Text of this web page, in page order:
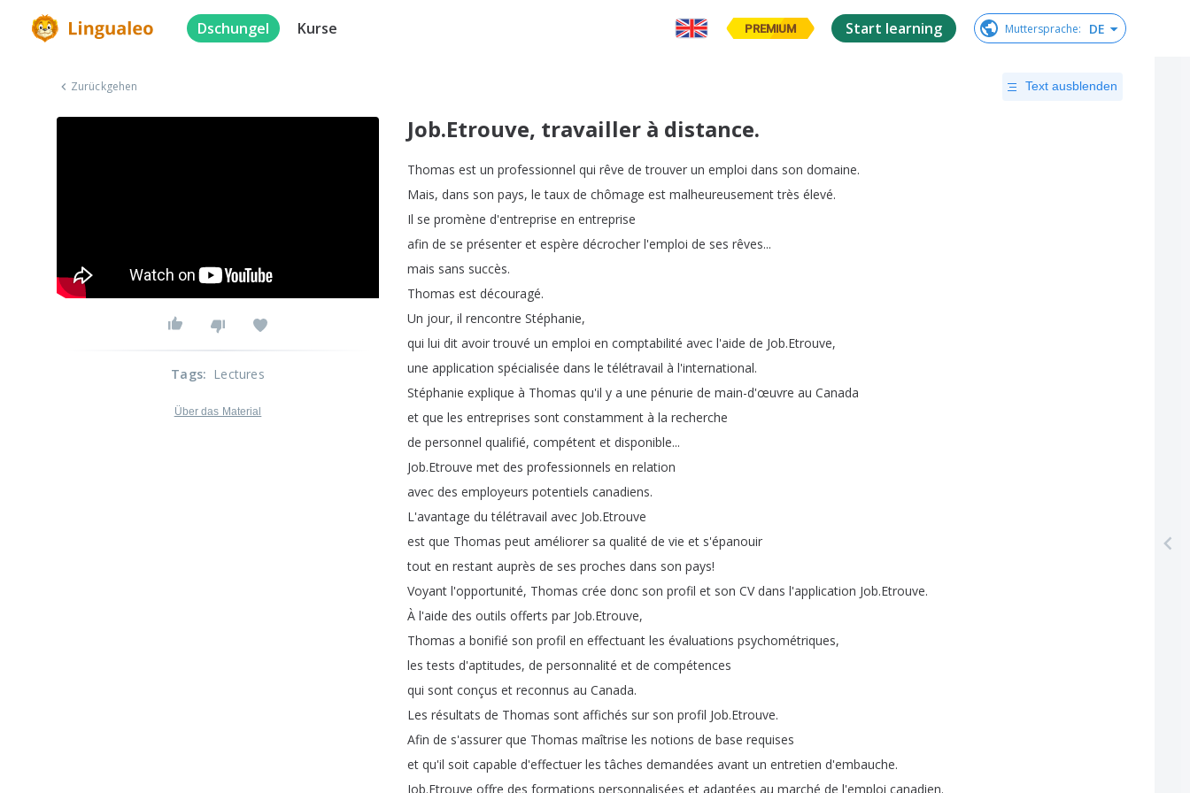
Dschungel Kurse PREMIUM Start learning Muttersprache: DE
Zurückgehen Text ausblenden
Job.Etrouve, travailler à distance.
Thomas est un professionnel qui rêve de trouver un emploi dans son domaine.
Mais, dans son pays, le taux de chômage est malheureusement très élevé.
Il se promène d'entreprise en entreprise
afin de se présenter et espère décrocher l'emploi de ses rêves...
mais sans succès.
Thomas est découragé.
Un jour, il rencontre Stéphanie,
qui lui dit avoir trouvé un emploi en comptabilité avec l'aide de Job.Etrouve,
une application spécialisée dans le télétravail à l'international.
Stéphanie explique à Thomas qu'il y a une pénurie de main-d'œuvre au Canada
et que les entreprises sont constamment à la recherche
de personnel qualifié, compétent et disponible...
Job.Etrouve met des professionnels en relation
avec des employeurs potentiels canadiens.
L'avantage du télétravail avec Job.Etrouve
est que Thomas peut améliorer sa qualité de vie et s'épanouir
tout en restant auprès de ses proches dans son pays!
Voyant l'opportunité, Thomas crée donc son profil et son CV dans l'application Job.Etrouve.
À l'aide des outils offerts par Job.Etrouve,
Thomas a bonifié son profil en effectuant les évaluations psychométriques,
les tests d'aptitudes, de personnalité et de compétences
qui sont conçus et reconnus au Canada.
Les résultats de Thomas sont affichés sur son profil Job.Etrouve.
Afin de s'assurer que Thomas maîtrise les notions de base requises
et qu'il soit capable d'effectuer les tâches demandées avant un entretien d'embauche.
Job.Etrouve offre des formations personnalisées et adaptées au marché de l'emploi canadien.
Tags: Lectures
Über das Material